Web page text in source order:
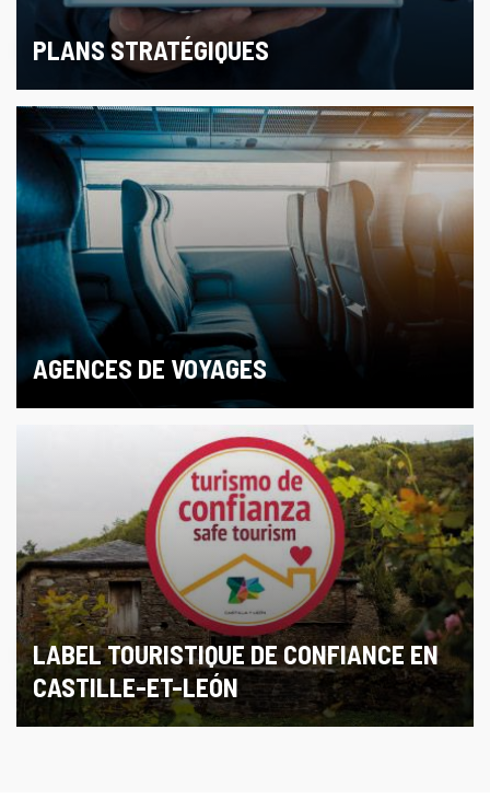
PLANS STRATÉGIQUES
AGENCES DE VOYAGES
LABEL TOURISTIQUE DE CONFIANCE EN
CASTILLE-ET-LEÓN